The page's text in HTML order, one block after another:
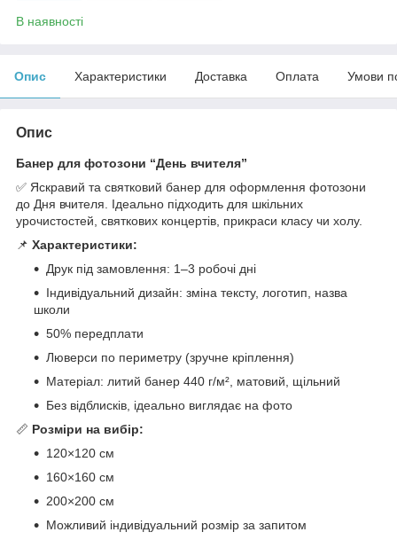
В наявності
Опис Характеристики Доставка Оплата Умови
Опис
Банер для фотозони “День вчителя”
✅ Яскравий та святковий банер для оформлення фотозони
до Дня вчителя. Ідеально підходить для шкільних
урочистостей, святкових концертів, прикраси класу чи холу.
📌 Характеристики:
Друк під замовлення: 1–3 робочі дні
Індивідуальний дизайн: зміна тексту, логотип, назва
школи
50% передплати
Люверси по периметру (зручне кріплення)
Матеріал: литий банер 440 г/м², матовий, щільний
Без відблисків, ідеально виглядає на фото
📏 Розміри на вибір:
120×120 см
160×160 см
200×200 см
Можливий індивідуальний розмір за запитом